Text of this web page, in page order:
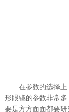
在参数的选择上
形眼镜的参数非常多
要是方方面面都要研